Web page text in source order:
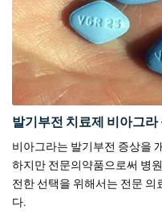
발기부전 치료제 비아그
비아그라는 발기부전 증상을
하지만 전문의약품으로써 병
전한 선택을 위해서는 전문 의
다.